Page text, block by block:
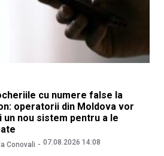
cu numere false la
operatorii din Moldova vor
nou sistem pentru a le
Conovali 07.08.2026 14:08